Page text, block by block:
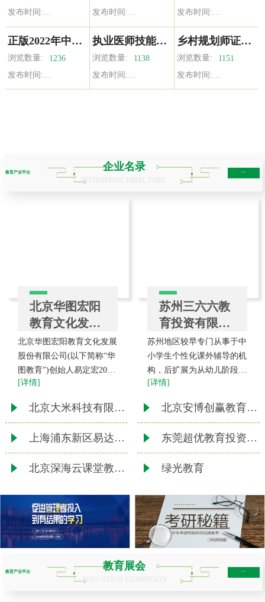
发布时间:
发布时间:
发布时间:
正版2022年中医执业医师考试书资格考试教材师承全套真题习题集确有专长资料资格指导用书职业实践技能医学综合通关题库执医
浏览数量:
1236
发布时间:
执业医师技能综合资料包增加外科内科中西医必过视频助理医师教材
浏览数量:
1138
发布时间:
乡村规划师证书振兴责任社区制度实践经济生态绿色文化课考试教材
浏览数量:
1151
发布时间:
教育产业平台 企业名录
ENTERPRISE DIRECTORY
more+
北京华图宏阳
教育文化发展
股份有限公司
北京华图宏阳教育文化发展
股份有限公司(以下简称“华
图教育”)创始人易定宏2001
年来京创业，2003年2月创
展有限公司(公司前身)。
[详情]
苏州三六六教
育投资有限公
司
苏州地区较早专门从事于中
小学生个性化课外辅导的机
构，后扩展为从幼儿阶段到
退休老人
[详情]
北京大米科技有限公司 北京安博创赢教育科技有限责任公司
上海浦东新区易达教育培训中心 东莞超优教育投资咨询有限公司
北京深海云课堂教育科技有限公司 绿光教育
教育产业平台 教育展会
EDUCATION EXHIBITION
more+